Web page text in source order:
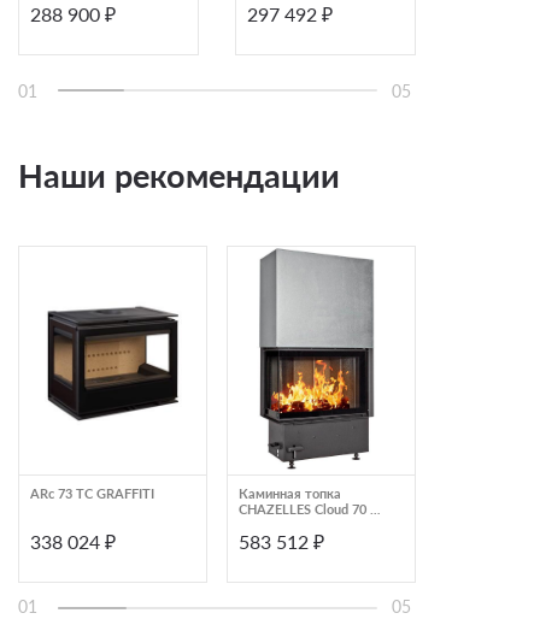
288 900 ₽ 297 492 ₽
01 05
Наши рекомендации
ARc 73 TC GRAFFITI
338 024 ₽
Каминная топка
CHAZELLES Cloud 70 R
583 512 ₽
01 05